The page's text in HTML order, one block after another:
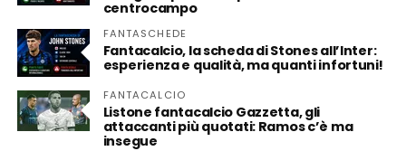
centrocampo
FANTASCHEDE
Fantacalcio, la scheda di Stones all’Inter:
esperienza e qualità, ma quanti infortuni!
FANTACALCIO
Listone fantacalcio Gazzetta, gli
attaccanti più quotati: Ramos c’è ma
insegue